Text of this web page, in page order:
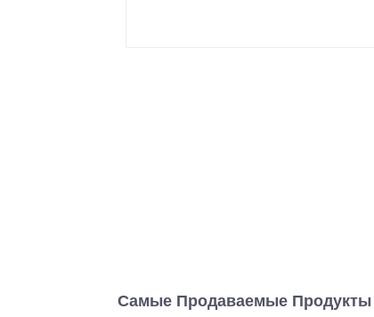
Самые Продаваемые Продукты